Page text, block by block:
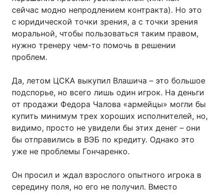
сейчас модно непродлением контракта). Но это
с юридической точки зрения, а с точки зрения
моральной, чтобы пользоваться таким правом,
нужно тренеру чем-то помочь в решении
проблем.
Да, летом ЦСКА выкупил Влашича – это большое
подспорье, но всего лишь один игрок. На деньги
от продажи Федора Чалова «армейцы» могли бы
купить минимум трех хороших исполнителей, но,
видимо, просто не увидели бы этих денег – они
бы отправились в ВЭБ по кредиту. Однако это
уже не проблемы Гончаренко.
Он просил и ждал взрослого опытного игрока в
середину поля, но его не получил. Вместо